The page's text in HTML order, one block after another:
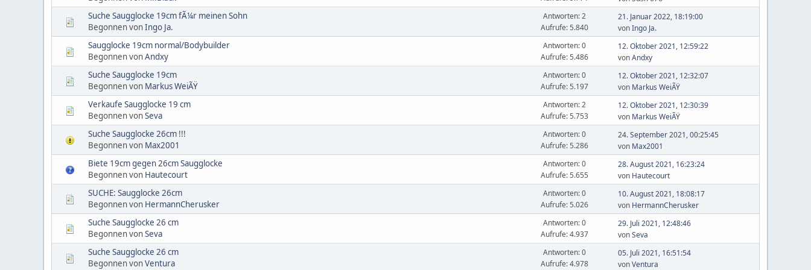
Suche Saugglocke 19cm fÃ¼r meinen Sohn
Begonnen vonIngo Ja.
Antworten: 2
Aufrufe: 5.840
21. Januar 2022, 18:19:00
vonIngo Ja.
Saugglocke 19cm normal/Bodybuilder
Begonnen vonAndxy
Antworten: 0
Aufrufe: 5.486
12. Oktober 2021, 12:59:22
vonAndxy
Suche Saugglocke 19cm
Begonnen von Markus WeiÃŸ
Antworten: 0
Aufrufe: 5.197
12. Oktober 2021, 12:32:07
von Markus WeiÃŸ
Verkaufe Saugglocke 19 cm
Begonnen vonSeva
Antworten: 2
Aufrufe: 5.753
12. Oktober 2021, 12:30:39
von Markus WeiÃŸ
Suche Saugglocke 26cm !!!
Begonnen von Max2001
Antworten: 0
Aufrufe: 5.286
24. September 2021, 00:25:45
von Max2001
Biete 19cm gegen 26cm Saugglocke
Begonnen von Hautecourt
Antworten: 0
Aufrufe: 5.655
28. August 2021, 16:23:24
von Hautecourt
SUCHE: Saugglocke 26cm
Begonnen von HermannCherusker
Antworten: 0
Aufrufe: 5.026
10. August 2021, 18:08:17
von HermannCherusker
Suche Saugglocke 26 cm
Begonnen vonSeva
Antworten: 0
Aufrufe: 4.937
29. Juli 2021, 12:48:46
vonSeva
Suche Saugglocke 26 cm
Begonnen vonVentura
Antworten: 0
Aufrufe: 4.978
05. Juli 2021, 16:51:54
vonVentura